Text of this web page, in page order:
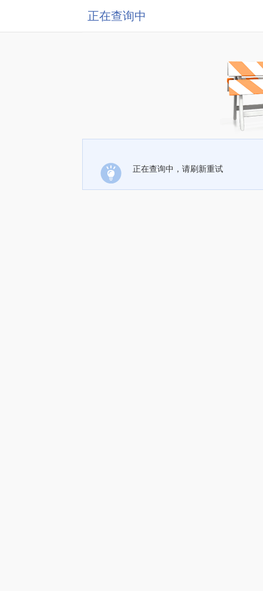
正在查询中
正在查询中，请刷新重试